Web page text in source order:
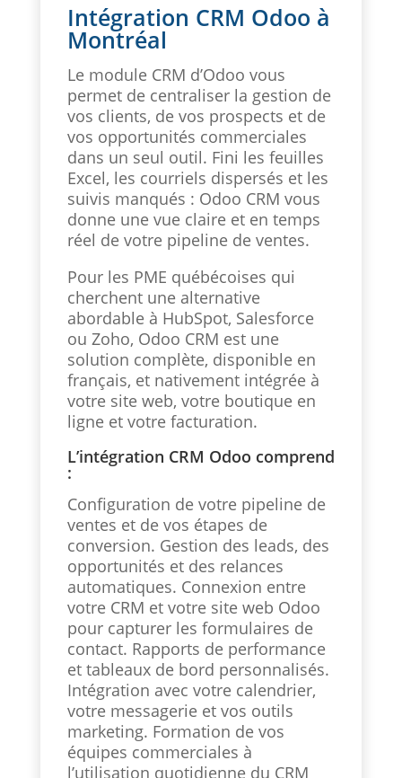
Intégration CRM Odoo à
Montréal
Le module CRM d’Odoo vous
permet de centraliser la gestion de
vos clients, de vos prospects et de
vos opportunités commerciales
dans un seul outil. Fini les feuilles
Excel, les courriels dispersés et les
suivis manqués : Odoo CRM vous
donne une vue claire et en temps
réel de votre pipeline de ventes.
Pour les PME québécoises qui
cherchent une alternative
abordable à HubSpot, Salesforce
ou Zoho, Odoo CRM est une
solution complète, disponible en
français, et nativement intégrée à
votre site web, votre boutique en
ligne et votre facturation.
L’intégration CRM Odoo comprend
:
Configuration de votre pipeline de
ventes et de vos étapes de
conversion. Gestion des leads, des
opportunités et des relances
automatiques. Connexion entre
votre CRM et votre site web Odoo
pour capturer les formulaires de
contact. Rapports de performance
et tableaux de bord personnalisés.
Intégration avec votre calendrier,
votre messagerie et vos outils
marketing. Formation de vos
équipes commerciales à
l’utilisation quotidienne du CRM